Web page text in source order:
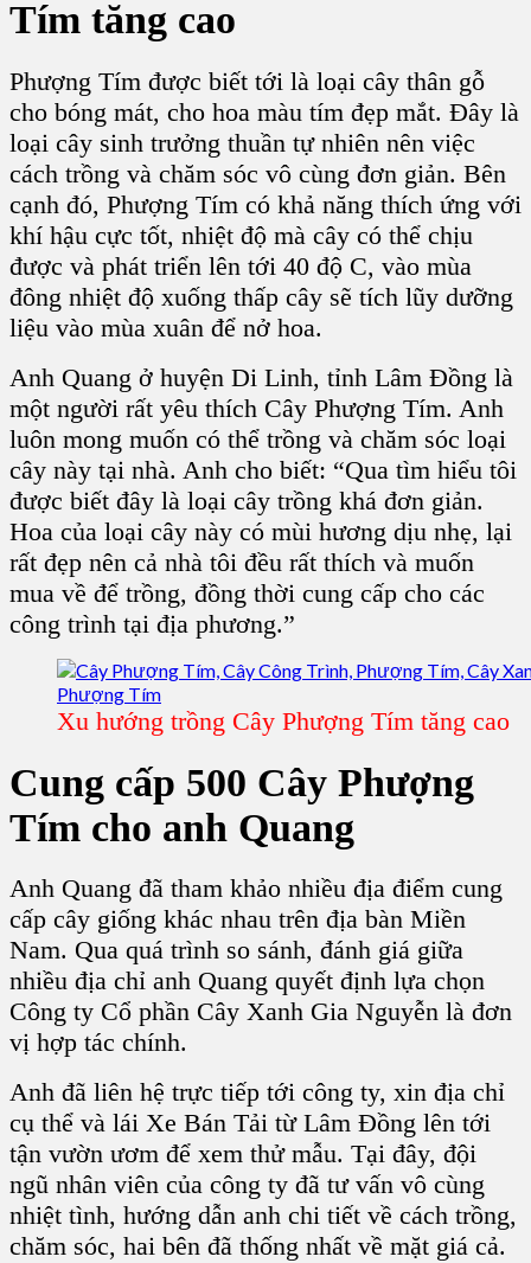
Tím tăng cao
Phượng Tím được biết tới là loại cây thân gỗ
cho bóng mát, cho hoa màu tím đẹp mắt. Đây là
loại cây sinh trưởng thuần tự nhiên nên việc
cách trồng và chăm sóc vô cùng đơn giản. Bên
cạnh đó, Phượng Tím có khả năng thích ứng với
khí hậu cực tốt, nhiệt độ mà cây có thể chịu
được và phát triển lên tới 40 độ C, vào mùa
đông nhiệt độ xuống thấp cây sẽ tích lũy dưỡng
liệu vào mùa xuân để nở hoa.
Anh Quang ở huyện Di Linh, tỉnh Lâm Đồng là
một người rất yêu thích Cây Phượng Tím. Anh
luôn mong muốn có thể trồng và chăm sóc loại
cây này tại nhà. Anh cho biết: “Qua tìm hiểu tôi
được biết đây là loại cây trồng khá đơn giản.
Hoa của loại cây này có mùi hương dịu nhẹ, lại
rất đẹp nên cả nhà tôi đều rất thích và muốn
mua về để trồng, đồng thời cung cấp cho các
công trình tại địa phương.”
Xu hướng trồng Cây Phượng Tím tăng cao
Cung cấp 500 Cây Phượng
Tím cho anh Quang
Anh Quang đã tham khảo nhiều địa điểm cung
cấp cây giống khác nhau trên địa bàn Miền
Nam. Qua quá trình so sánh, đánh giá giữa
nhiều địa chỉ anh Quang quyết định lựa chọn
Công ty Cổ phần Cây Xanh Gia Nguyễn là đơn
vị hợp tác chính.
Anh đã liên hệ trực tiếp tới công ty, xin địa chỉ
cụ thể và lái Xe Bán Tải từ Lâm Đồng lên tới
tận vườn ươm để xem thử mẫu. Tại đây, đội
ngũ nhân viên của công ty đã tư vấn vô cùng
nhiệt tình, hướng dẫn anh chi tiết về cách trồng,
chăm sóc, hai bên đã thống nhất về mặt giá cả.